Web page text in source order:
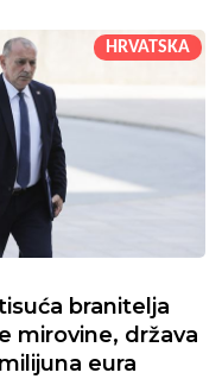
HRVATSKA
branitelja
mirovine, država
eura